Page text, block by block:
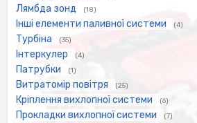
Лямбда зонд (18)
Інші елементи паливної системи (4)
Турбіна (35)
Інтеркулер (4)
Патрубки (1)
Витратомір повітря (25)
Кріплення вихлопної системи (6)
Прокладки вихлопної системи (7)